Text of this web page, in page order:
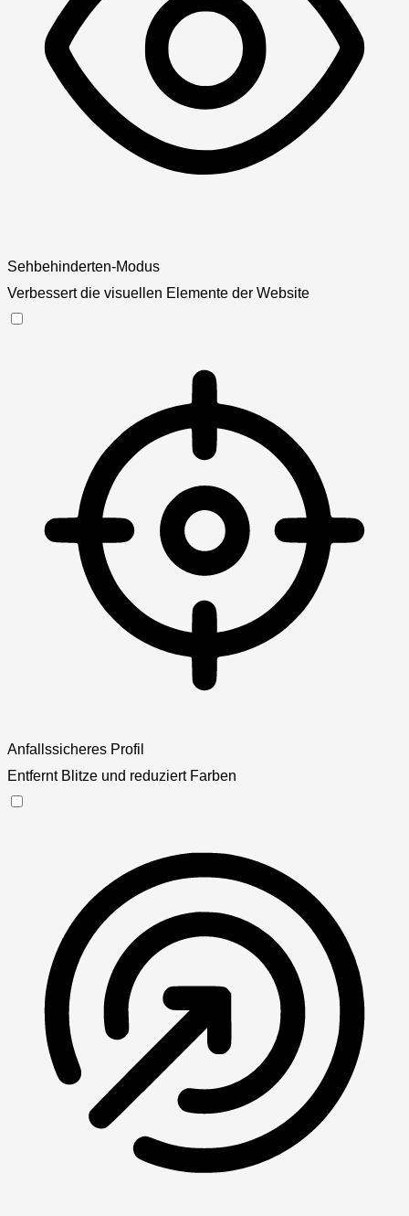
Sehbehinderten-Modus
Verbessert die visuellen Elemente der Website
Anfallssicheres Profil
Entfernt Blitze und reduziert Farben